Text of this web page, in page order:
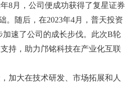
8月，公司便成功获得了复星证券
。随后，在2023年4月，普天投资
速了公司的成长步伐。此次B轮
持，助力邝铭科技在产业化互联
加大在技术研发、市场拓展和人